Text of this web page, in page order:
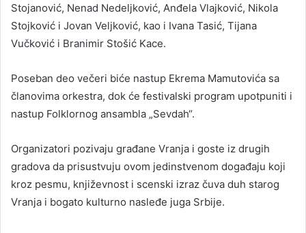
Stojanović, Nenad Nedeljković, Anđela Vlajković, Nikola
Stojković i Jovan Veljković, kao i Ivana Tasić, Tijana
Vučković i Branimir Stošić Kace.
Poseban deo večeri biće nastup Ekrema Mamutovića sa
članovima orkestra, dok će festivalski program upotpuniti i
nastup Folklornog ansambla „Sevdah“.
Organizatori pozivaju građane Vranja i goste iz drugih
gradova da prisustvuju ovom jedinstvenom događaju koji
kroz pesmu, književnost i scenski izraz čuva duh starog
Vranja i bogato kulturno nasleđe juga Srbije.